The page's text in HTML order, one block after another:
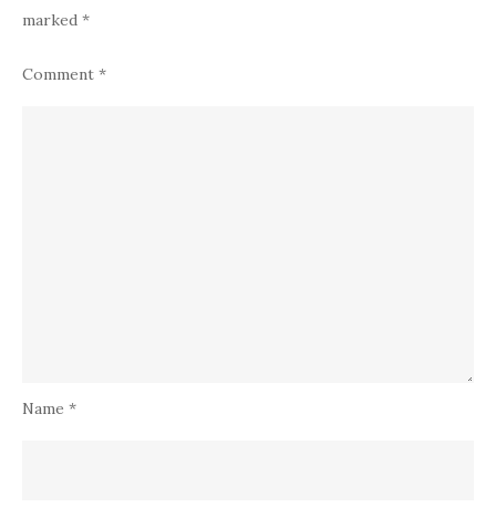
marked *
Comment *
Name *